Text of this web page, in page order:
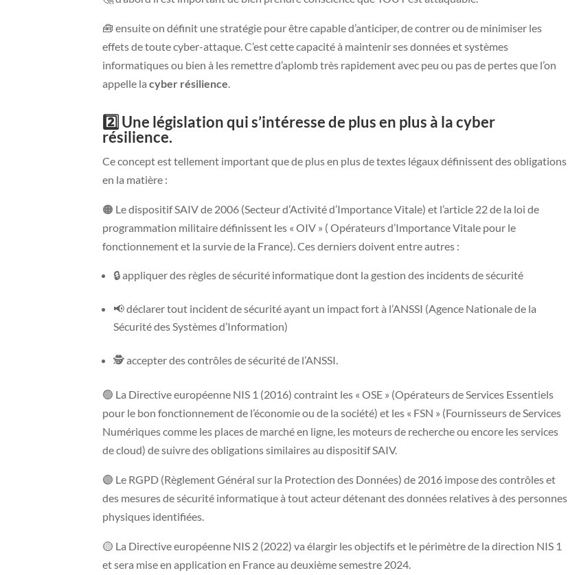
🧰 ensuite on définit une stratégie pour être capable d’anticiper, de contrer ou de minimiser les
effets de toute cyber-attaque. C’est cette capacité à maintenir ses données et systèmes
informatiques ou bien à les remettre d’aplomb très rapidement avec peu ou pas de pertes que l’on
appelle lacyber résilience.
2️⃣ Une législation qui s’intéresse de plus en plus à la cyber
résilience.
Ce concept est tellement important que de plus en plus de textes légaux définissent des obligations
en la matière :
🟠 Le dispositif SAIV de 2006 (Secteur d’Activité d’Importance Vitale) et l’article 22 de la loi de
programmation militaire définissent les « OIV » ( Opérateurs d’Importance Vitale pour le
fonctionnement et la survie de la France). Ces derniers doivent entre autres :
🔒 appliquer des règles de sécurité informatique dont la gestion des incidents de sécurité
📢 déclarer tout incident de sécurité ayant un impact fort à l’ANSSI (Agence Nationale de la
Sécurité des Systèmes d’Information)
🕵️ accepter des contrôles de sécurité de l’ANSSI.
🟢 La Directive européenne NIS 1 (2016) contraint les « OSE » (Opérateurs de Services Essentiels
pour le bon fonctionnement de l’économie ou de la société) et les « FSN » (Fournisseurs de Services
Numériques comme les places de marché en ligne, les moteurs de recherche ou encore les services
de cloud) de suivre des obligations similaires au dispositif SAIV.
🟣 Le RGPD (Règlement Général sur la Protection des Données) de 2016 impose des contrôles et
des mesures de sécurité informatique à tout acteur détenant des données relatives à des personnes
physiques identifiées.
🟡 La Directive européenne NIS 2 (2022) va élargir les objectifs et le périmètre de la direction NIS 1
et sera mise en application en France au deuxième semestre 2024.